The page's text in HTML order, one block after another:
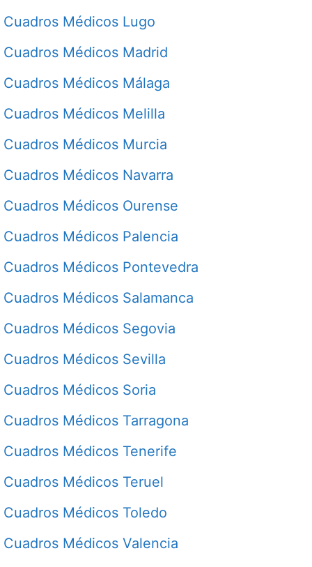
Cuadros Médicos Lugo
Cuadros Médicos Madrid
Cuadros Médicos Málaga
Cuadros Médicos Melilla
Cuadros Médicos Murcia
Cuadros Médicos Navarra
Cuadros Médicos Ourense
Cuadros Médicos Palencia
Cuadros Médicos Pontevedra
Cuadros Médicos Salamanca
Cuadros Médicos Segovia
Cuadros Médicos Sevilla
Cuadros Médicos Soria
Cuadros Médicos Tarragona
Cuadros Médicos Tenerife
Cuadros Médicos Teruel
Cuadros Médicos Toledo
Cuadros Médicos Valencia